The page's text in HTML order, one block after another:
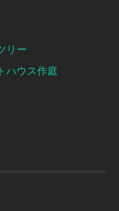
リー
ハウス作庭